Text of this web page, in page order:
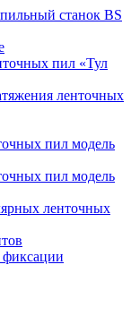
станок ВS
пил «Тул
ленточных
пил модель
пил модель
ленточных
фиксации